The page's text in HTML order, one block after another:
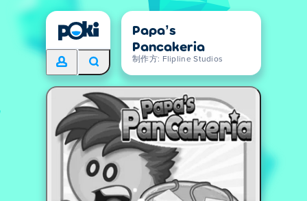
Papa’s
Pancakeria
制作方: Flipline Studios